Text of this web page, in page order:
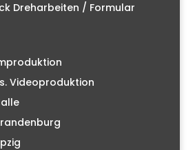
Dreharbeiten / Formular
Videoproduktion